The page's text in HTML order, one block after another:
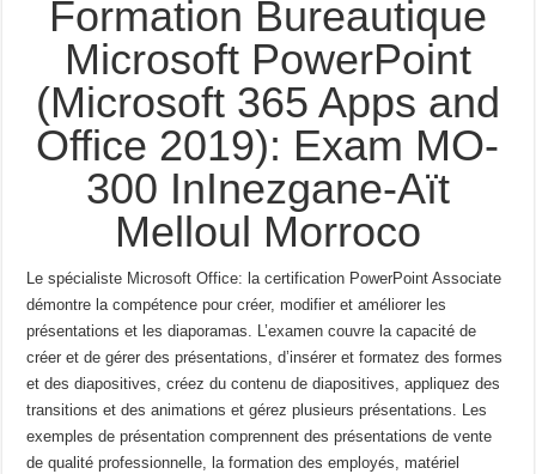
Formation Bureautique
Microsoft PowerPoint
(Microsoft 365 Apps and
Office 2019): Exam MO-
300 InInezgane-Aït
Melloul Morroco
Le spécialiste Microsoft Office: la certification PowerPoint Associate
démontre la compétence pour créer, modifier et améliorer les
présentations et les diaporamas. L’examen couvre la capacité de
créer et de gérer des présentations, d’insérer et formatez des formes
et des diapositives, créez du contenu de diapositives, appliquez des
transitions et des animations et gérez plusieurs présentations. Les
exemples de présentation comprennent des présentations de vente
de qualité professionnelle, la formation des employés, matériel